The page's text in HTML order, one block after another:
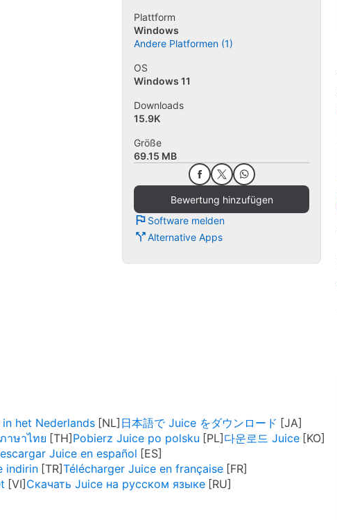
Plattform
Windows
Andere Platformen (1)
OS
Windows 11
Downloads
15.9K
Größe
69.15 MB
Bewertung hinzufügen
Software melden
Alternative Apps
het Nederlands
日本語で Juice をダウンロード
าษาไทย Pobierz Juice po polsku
다운로드 Juice
Juice en español
indirin
Télécharger Juice en française
Скачать Juice на русском языке